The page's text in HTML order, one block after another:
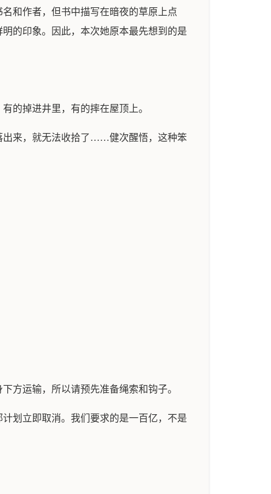
和作者，但书中描写在暗夜的草原上点
的印象。因此，本次她原本最先想到的是
的掉进井里，有的摔在屋顶上。
出来，就无法收拾了……健次醒悟，这种笨
方运输，所以请预先准备绳索和钩子。
划立即取消。我们要求的是一百亿，不是